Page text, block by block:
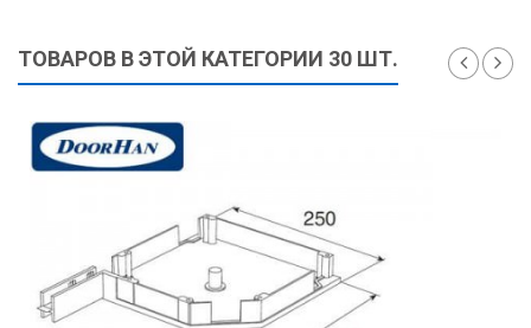
ТОВАРОВ В ЭТОЙ КАТЕГОРИИ 30 ШТ.